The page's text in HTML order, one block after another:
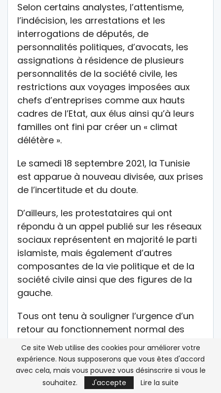
Selon certains analystes, l’attentisme,
l’indécision, les arrestations et les
interrogations de députés, de
personnalités politiques, d’avocats, les
assignations à résidence de plusieurs
personnalités de la société civile, les
restrictions aux voyages imposées aux
chefs d’entreprises comme aux hauts
cadres de l’Etat, aux élus ainsi qu’à leurs
familles ont fini par créer un « climat
délétère ».
Le samedi 18 septembre 2021, la Tunisie
est apparue à nouveau divisée, aux prises
de l’incertitude et du doute.
D’ailleurs, les protestataires qui ont
répondu à un appel publié sur les réseaux
sociaux représentent en majorité le parti
islamiste, mais également d’autres
composantes de la vie politique et de la
société civile ainsi que des figures de la
gauche.
Tous ont tenu à souligner l’urgence d’un
retour au fonctionnement normal des
institutions.
Jawhar Ben Mbarek, spécialiste en droit
constitutionnel et ancien conseiller à la
Ce site Web utilise des cookies pour améliorer votre
expérience. Nous supposerons que vous êtes d'accord
avec cela, mais vous pouvez vous désinscrire si vous le
souhaitez.
J'accepte Lire la suite